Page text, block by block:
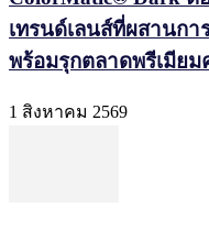
เทรนด์เลนส์ที่ผสานก
พร้อมรุกตลาดพรีเมียม
1 สิงหาคม 2569